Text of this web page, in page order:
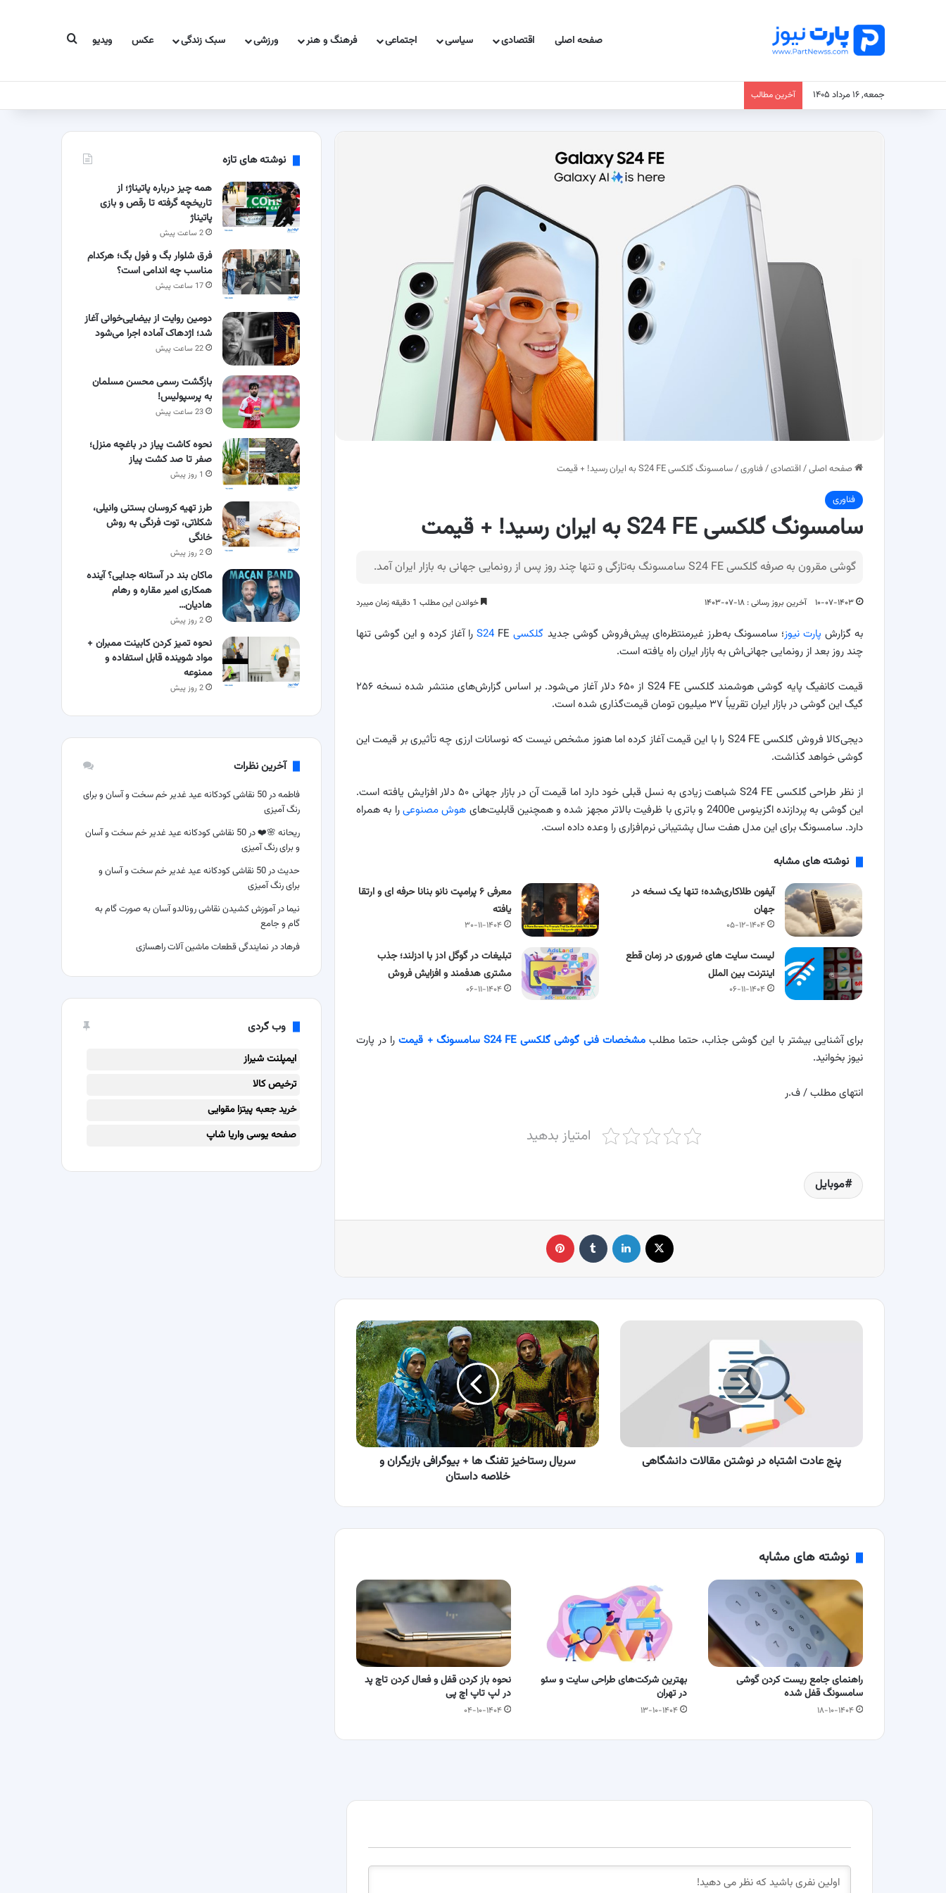
صفحه اصلی اقتصادی سیاسی اجتماعی فرهنگ و هنر ورزشی سبک زندگی عکس ویدیو جستجو برای
جمعه, ۱۶ مرداد ۱۴۰۵ آخرین مطالب
صفحه اصلی/ اقتصادی/فناوری/سامسونگ گلکسی S24 FE به ایران رسید! + قیمت
فناوری
سامسونگ گلکسی S24 FE به ایران رسید! + قیمت
گوشی مقرون‌ به‌ صرفه گلکسی S24 FE سامسونگ به‌تازگی و تنها چند روز پس از رونمایی جهانی به بازار ایران آمد.
۱۰-۰۷-۱۴۰۳ آخرین بروز رسانی : ۱۸-۰۷-۱۴۰۳ خواندن این مطلب 1 دقیقه زمان میبرد
به گزارش پارت نیوز؛ سامسونگ به‌طرز غیرمنتظره‌ای پیش‌فروش گوشی جدید گلکسی S24
FE را آغاز کرده و این گوشی تنها
چند روز بعد از رونمایی جهانی‌اش به بازار ایران راه یافته است.
قیمت کانفیگ پایه گوشی هوشمند گلکسی S24 FE از ۶۵۰ دلار آغاز می‌شود. بر اساس گزارش‌های منتشر شده نسخه ۲۵۶
گیگ این گوشی در بازار ایران تقریباً ۳۷ میلیون تومان قیمت‌گذاری شده است.
دیجی‌کالا فروش گلکسی S24 FE را با این قیمت آغاز کرده اما هنوز مشخص نیست که نوسانات ارزی چه تأثیری بر قیمت این
گوشی خواهد گذاشت.
از نظر طراحی گلکسی S24 FE شباهت زیادی به نسل قبلی خود دارد اما قیمت آن در بازار جهانی ۵۰ دلار افزایش یافته است.
این گوشی به پردازنده اگزینوس 2400e و باتری با ظرفیت بالاتر مجهز شده و همچنین قابلیت‌های
هوش مصنوعیرا به همراه
دارد. سامسونگ برای این مدل هفت سال پشتیبانی نرم‌افزاری را وعده داده است.
نوشته های مشابه
آیفون طلاکاری‌شده؛ تنها یک نسخه در
جهان
۰۵-۱۲-۱۴۰۴
معرفی ۶ پرامپت‌ نانو بنانا حرفه ای و ارتقا
یافته
۳۰-۱۱-۱۴۰۴
لیست سایت های ضروری در زمان قطع
اینترنت بین الملل
۰۶-۱۱-۱۴۰۴
تبلیغات در گوگل ادز با ادزلند؛ جذب
مشتری هدفمند و افزایش فروش
۰۶-۱۱-۱۴۰۴
برای آشنایی بیشتر با این گوشی جذاب، حتما مطلبمشخصات فنی گوشی گلکسی S24 FE سامسونگ + قیمت
را در پارت
نیوز بخوانید.
انتهای مطلب / ف.ر
امتیاز بدهید
موبایل
لینکدین ‫تامبلر
پنج
پنج عادت اشتباه در نوشتن مقالات دانشگاهی
سریال
رستاخیز
تفنگ
ها
+
بیوگرافی
بازیگران
و
خلاصه
داستانسریال رستاخیز تفنگ ها + بیوگرافی بازیگران و
خلاصه داستان
نوشته های مشابه
راهنمای جامع ریست کردن گوشی
سامسونگ قفل شده
۱۸-۱۰-۱۴۰۴
بهترین شرکت‌های طراحی سایت و سئو
در تهران
۱۳-۱۰-۱۴۰۴
نحوه باز کردن قفل و فعال کردن تاچ‌ پد
در لپ‌ تاپ اچ‌ پی
۰۴-۱۰-۱۴۰۴
نوشته های تازه
همه چیز درباره پاتیناژ؛ از
تاریخچه گرفته تا رقص و بازی
پاتیناژ
2 ساعت پیش
فرق شلوار بگ و فول بگ؛ هرکدام
مناسب چه اندامی است؟
17 ساعت پیش
دومین روایت از بیضایی‌خوانی آغاز
شد؛ اژدهاک آماده اجرا می‌شود
22 ساعت پیش
بازگشت رسمی محسن مسلمان
به پرسپولیس!
23 ساعت پیش
نحوه کاشت پیاز در باغچه منزل؛
صفر تا صد کشت پیاز
1 روز پیش
طرز تهیه کروسان بستنی وانیلی،
شکلاتی، توت فرنگی به روش
خانگی
2 روز پیش
ماکان بند در آستانه جدایی؟ آینده
همکاری امیر مقاره و رهام
هادیان…
2 روز پیش
نحوه تمیز کردن کابینت ممبران +
مواد شوینده قابل استفاده و
ممنوعه
2 روز پیش
آخرین نظرات
فاطمهدر
50 نقاشی کودکانه عید غدیر خم سخت و آسان و برای
رنگ آمیزی
ریحانه 🌸❤️در
50 نقاشی کودکانه عید غدیر خم سخت و آسان
و برای رنگ آمیزی
حدیثدر
50 نقاشی کودکانه عید غدیر خم سخت و آسان و
برای رنگ آمیزی
نیما درآموزش کشیدن نقاشی رونالدو آسان به صورت گام به
گام و جامع
فرهاددر نمایندگی قطعات ماشین آلات راهسازی
وب گردی
ایمپلنت شیراز
ترخیص کالا
خرید جعبه پیتزا مقوایی
صفحه یوسی واریا شاپ